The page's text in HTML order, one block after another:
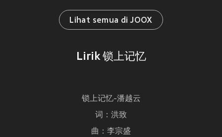
Lihat semua di JOOX
Lirik 锁上记忆
锁上记忆-潘越云
词：洪致
曲：李宗盛